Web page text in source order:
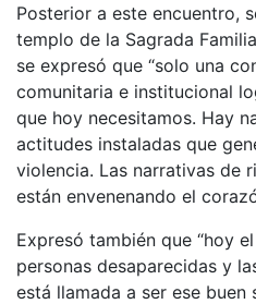
Posterior a este encuentro,
templo de la Sagrada
se expresó que “solo una
comunitaria e institucional
que hoy necesitamos. Hay
actitudes instaladas que
violencia. Las narrativas de
están envenenando el
Expresó también que “hoy
personas desaparecidas y
está llamada a ser ese buen